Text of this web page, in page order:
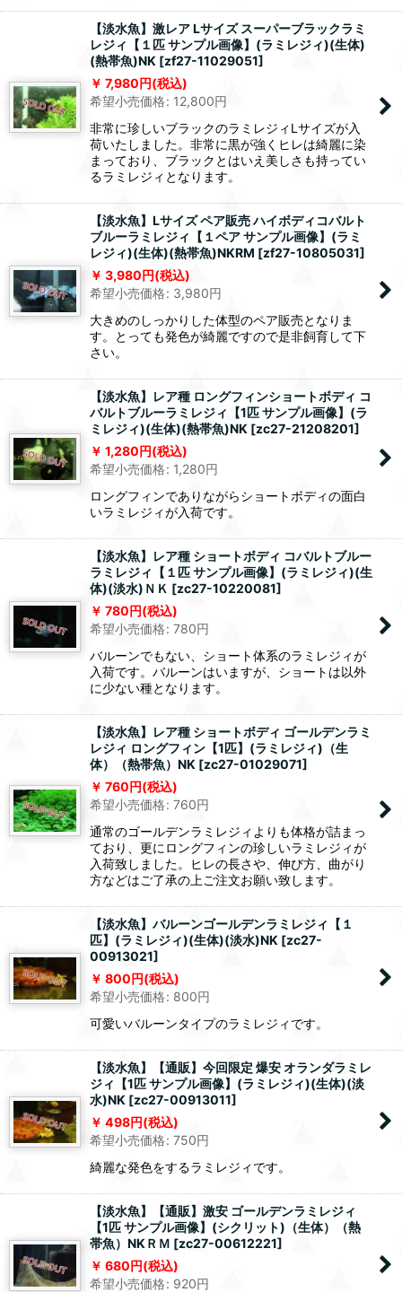
【淡水魚】激レア Lサイズ スーパーブラックラミ
レジィ【１匹 サンプル画像】(ラミレジィ)(生体)
(熱帯魚)NK [zf27-11029051]
7,980円(税込)
希望小売価格: 12,800円
非常に珍しいブラックのラミレジィLサイズが入
荷いたしました。非常に黒が強くヒレは綺麗に染
まっており、ブラックとはいえ美しさも持ってい
るラミレジィとなります。
【淡水魚】Lサイズ ペア販売 ハイボディコバルト
ブルーラミレジィ【１ペア サンプル画像】(ラミ
レジィ)(生体)(熱帯魚)NKRM [zf27-10805031]
3,980円(税込)
希望小売価格: 3,980円
大きめのしっかりした体型のペア販売となりま
す。とっても発色が綺麗ですので是非飼育して下
さい。
【淡水魚】レア種 ロングフィンショートボディ コ
バルトブルーラミレジィ【1匹 サンプル画像】(ラ
ミレジィ)(生体)(熱帯魚)NK [zc27-21208201]
1,280円(税込)
希望小売価格: 1,280円
ロングフィンでありながらショートボディの面白
いラミレジィが入荷です。
【淡水魚】レア種 ショートボディ コバルトブルー
ラミレジィ【１匹 サンプル画像】(ラミレジィ)(生
体)(淡水)ＮＫ [zc27-10220081]
780円(税込)
希望小売価格: 780円
バルーンでもない、ショート体系のラミレジィが
入荷です。バルーンはいますが、ショートは以外
に少ない種となります。
【淡水魚】レア種 ショートボディ ゴールデンラミ
レジィ ロングフィン【1匹】(ラミレジィ)（生
体）（熱帯魚）NK [zc27-01029071]
760円(税込)
希望小売価格: 760円
通常のゴールデンラミレジィよりも体格が詰まっ
ており、更にロングフィンの珍しいラミレジィが
入荷致しました。ヒレの長さや、伸び方、曲がり
方などはご了承の上ご注文お願い致します。
【淡水魚】バルーンゴールデンラミレジィ【１
匹】(ラミレジィ)(生体)(淡水)NK [zc27-
00913021]
800円(税込)
希望小売価格: 800円
可愛いバルーンタイプのラミレジィです。
【淡水魚】【通販】今回限定 爆安 オランダラミレ
ジィ【1匹 サンプル画像】(ラミレジィ)(生体)(淡
水)NK [zc27-00913011]
498円(税込)
希望小売価格: 750円
綺麗な発色をするラミレジィです。
【淡水魚】【通販】激安 ゴールデンラミレジィ
【1匹 サンプル画像】(シクリット)（生体）（熱
帯魚）NKＲＭ [zc27-00612221]
680円(税込)
希望小売価格: 920円